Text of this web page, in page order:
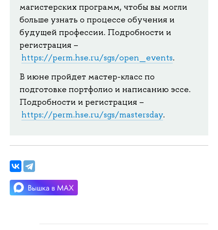
магистерских программ, чтобы вы могли
больше узнать о процессе обучения и
будущей профессии. Подробности и
регистрация –
https://perm.hse.ru/sgs/open_events.
В июне пройдет мастер-класс по
подготовке портфолио и написанию эссе.
Подробности и регистрация –
https://perm.hse.ru/sgs/mastersday.